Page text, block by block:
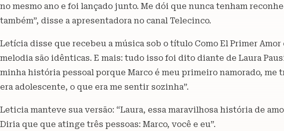
no mesmo ano e foi lançado junto. Me dói que nunca tenham
também”, disse a apresentadora no canal Telecinco.
Letícia disse que recebeu a música sob o título Como El Primer Amor
melodia são idênticas. E mais: tudo isso foi dito diante de Laura
minha história pessoal porque Marco é meu primeiro namorado, me
era adolescente, o que era me sentir sozinha”.
Leticia manteve sua versão: “Laura, essa maravilhosa história de
Diria que que atinge três pessoas: Marco, você e eu”.